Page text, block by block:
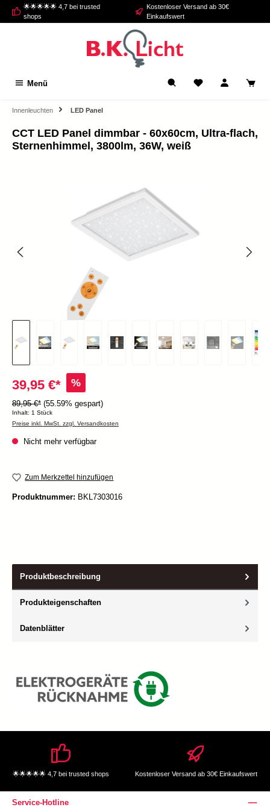
springen
🌟🌟🌟🌟🌟 4,7 bei trusted
shops
Kostenloser Versand ab 30€
Einkaufswert
Menü
Innenleuchten LED Panel
CCT LED Panel dimmbar - 60x60cm, Ultra-flach,
Sternenhimmel, 3800lm, 36W, weiß
39,95 €* %
89,95 €* (55.59% gespart)
Inhalt: 1 Stück
Preise inkl. MwSt. zzgl. Versandkosten
Nicht mehr verfügbar
Zum Merkzettel hinzufügen
Produktnummer: BKL7303016
Produktbeschreibung
Produkteigenschaften
Datenblätter
🌟🌟🌟🌟🌟 4,7 bei trusted shops Kostenloser Versand ab 30€ Einkaufswert
Service-Hotline